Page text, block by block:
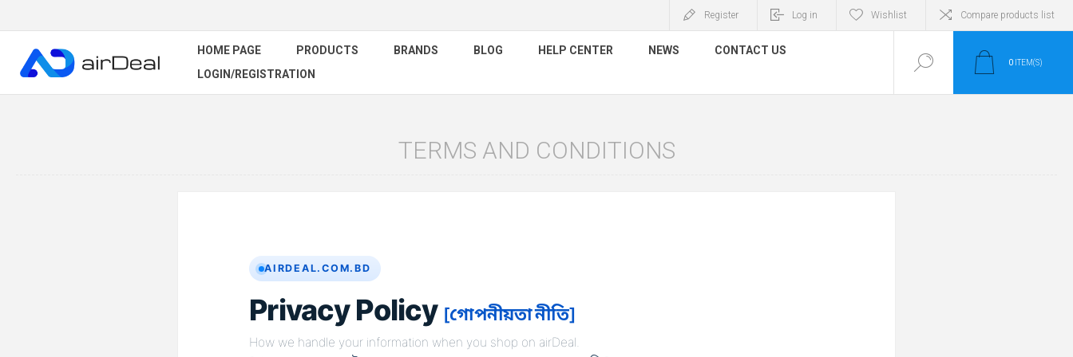
Register Log in Wishlist Compare products list
HOME PAGE PRODUCTS BRANDS BLOG HELP CENTER NEWS
CONTACT US
LOGIN/REGISTRATION
0 ITEM(S)
TERMS AND CONDITIONS
AIRDEAL.COM.BD
Privacy Policy [গোপনীয়তা নীতি]
How we handle your information when you shop on airDeal.